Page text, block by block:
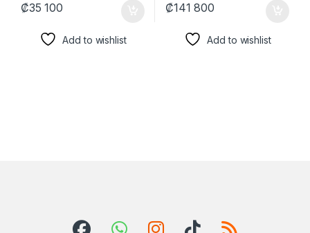
₡35 100
Add to wishlist
₡141 800
Add to wishlist